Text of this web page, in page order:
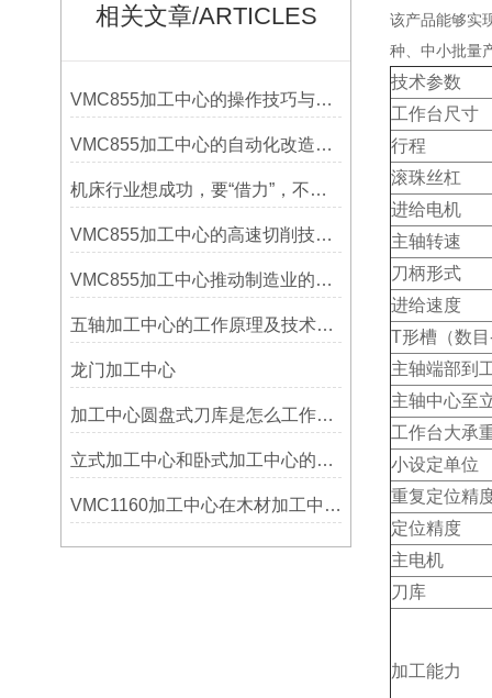
相关文章/ARTICLES
VMC855加工中心的操作技巧与维护指南
VMC855加工中心的自动化改造与智能化应用说明
机床行业想成功，要“借力”，不要“尽力”！
VMC855加工中心的高速切削技术介绍
VMC855加工中心推动制造业的发展
五轴加工中心的工作原理及技术优势
龙门加工中心
加工中心圆盘式刀库是怎么工作的？
立式加工中心和卧式加工中心的区别
VMC1160加工中心在木材加工中的应用
该产品能够实
种、中小批量
技术参数
工作台尺寸
行程
滚珠丝杠
进给电机
主轴转速
刀柄形式
进给速度
T形槽（数
主轴端部到
主轴中心至
工作台大承
小设定单位
重复定位精
定位精度
主电机
刀库
加工能力